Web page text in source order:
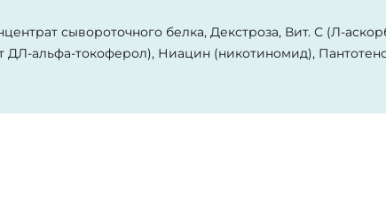
сывороточного белка, Декстроза, Вит. С (Л-
ДЛ-альфа-токоферол), Ниацин (никотиномид),
моногидрат), Фолиевая кислота, Биотин (Д-
ингредиенты какао - усиливающее вкус и
и пина-колада вкусов, красная кошениль - краситель